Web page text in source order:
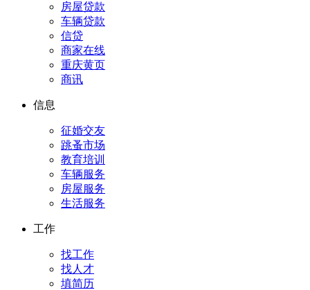
房屋贷款
车辆贷款
信贷
商家在线
重庆黄页
商讯
信息
征婚交友
跳蚤市场
教育培训
车辆服务
房屋服务
生活服务
工作
找工作
找人才
填简历